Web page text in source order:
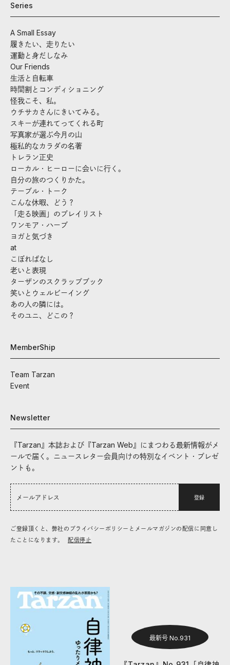
Series
A Small Essay
履きたい、走りたい
運動と身だしなみ
Our Friends
生活と自転車
時間割とコンディショニング
怪我こそ、私。
ウチサカさんにきいてみる。
スキーが連れてってくれる町
写真家が選ぶ今月の山
極私的なカラダの名著
トレラン正史
ローカル・ヒーローに会いに行く。
自分の旅のつくりかた。
テーブル・トーク
こんな休暇、どう？
「走る映画」のプレイリスト
ワンモア・ハーブ
ヨガと気づき
at
こぼればなし
老いと表現
ターザンのスクラップブック
笑いとウェルビーイング
あの人の隣には。
そのユニ、どこの？
MemberShip
Team Tarzan
Event
Newsletter
『Tarzan』本誌および『Tarzan Web』にまつわる最新情報がメ
ールで届く。ニュースレター会員向けの特別なイベント・プレゼ
ントも。
登録
ご登録頂くと、弊社のプライバシーポリシーとメールマガジンの配信に同意し
たことになります。
配信停止
最新号 No.931